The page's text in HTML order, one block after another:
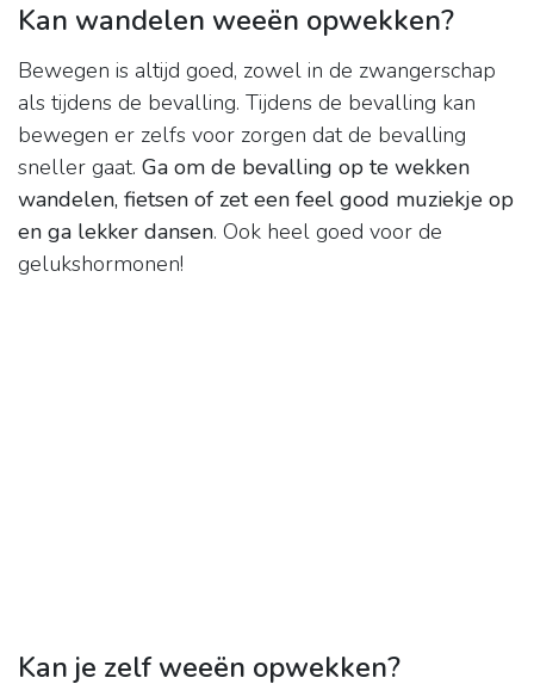
Kan wandelen weeën opwekken?
Bewegen is altijd goed, zowel in de zwangerschap
als tijdens de bevalling. Tijdens de bevalling kan
bewegen er zelfs voor zorgen dat de bevalling
sneller gaat. Ga om de bevalling op te wekken
wandelen, fietsen of zet een feel good muziekje op
en ga lekker dansen. Ook heel goed voor de
gelukshormonen!
Kan je zelf weeën opwekken?